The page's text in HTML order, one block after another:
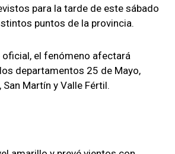
para la tarde de este sábado
puntos de la provincia.
el fenómeno afectará
departamentos 25 de Mayo,
Martín y Valle Fértil.